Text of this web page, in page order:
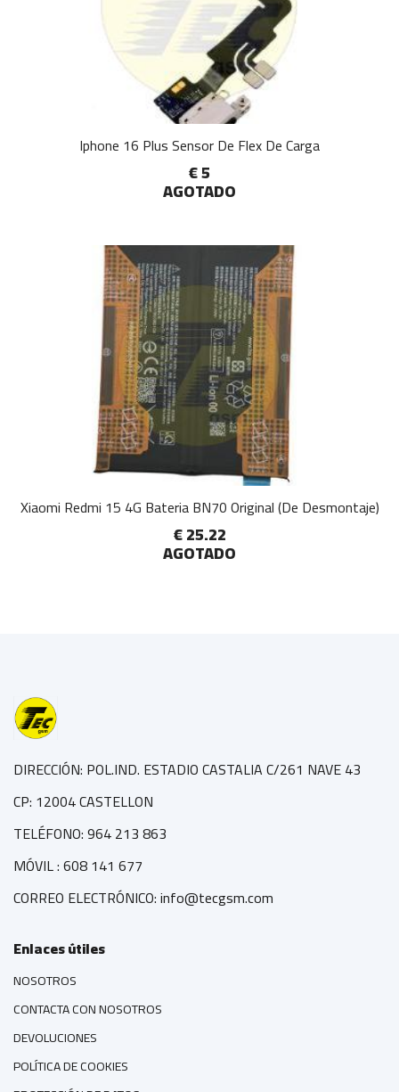
Iphone 16 Plus Sensor De Flex De Carga
€ 5
AGOTADO
Xiaomi Redmi 15 4G Bateria BN70 Original (De Desmontaje)
€ 25.22
AGOTADO
DIRECCIÓN: POL.IND. ESTADIO CASTALIA C/261 NAVE 43
CP: 12004 CASTELLON
TELÉFONO: 964 213 863
MÓVIL : 608 141 677
CORREO ELECTRÓNICO: info@tecgsm.com
Enlaces útiles
NOSOTROS
CONTACTA CON NOSOTROS
DEVOLUCIONES
POLÍTICA DE COOKIES